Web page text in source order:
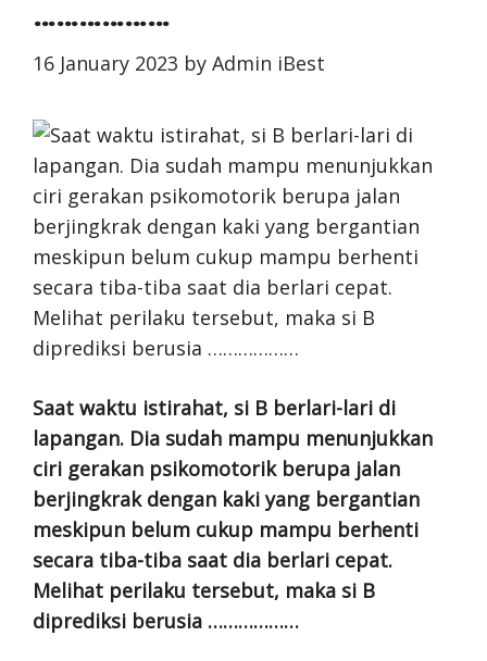
………………
16 January 2023 by Admin iBest
Saat waktu istirahat, si B berlari-lari di
lapangan. Dia sudah mampu menunjukkan
ciri gerakan psikomotorik berupa jalan
berjingkrak dengan kaki yang bergantian
meskipun belum cukup mampu berhenti
secara tiba-tiba saat dia berlari cepat.
Melihat perilaku tersebut, maka si B
diprediksi berusia ………………